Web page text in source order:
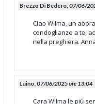
Brezzo Di Bedero,07/06/
Ciao Wilma, un
condoglianze a te,
nella preghiera.
Luino,07/06/2025 ore 13:04
Cara Wilma le più